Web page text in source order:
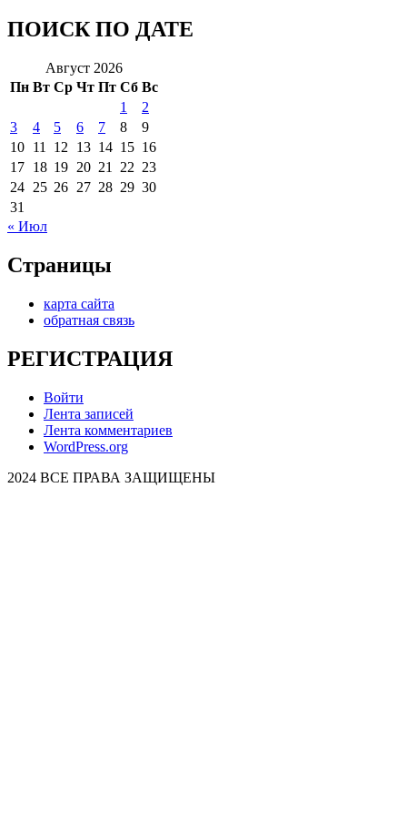
ПОИСК ПО ДАТЕ
Август 2026
Пн Вт Ср Чт Пт Сб Вс
1
2
3
4 5 6 7 8
9
10 11 12 13 14 15 16
17 18 19 20 21 22 23
24 25 26 27 28 29 30
31
« Июл
Страницы
карта сайта
обратная связь
РЕГИСТРАЦИЯ
Войти
Лента записей
Лента комментариев
WordPress.org
2024 ВСЕ ПРАВА ЗАЩИЩЕНЫ